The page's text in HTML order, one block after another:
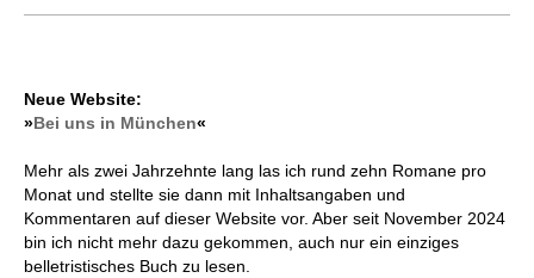
Neue Website:
»Bei uns in München«
Mehr als zwei Jahrzehnte lang las ich rund zehn Romane pro
Monat und stellte sie dann mit Inhaltsangaben und
Kommentaren auf dieser Website vor. Aber seit November 2024
bin ich nicht mehr dazu gekommen, auch nur ein einziges
belletristisches Buch zu lesen.